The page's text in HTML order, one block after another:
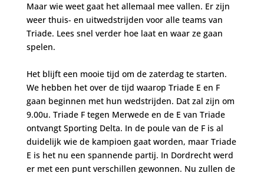
Maar wie weet gaat het allemaal mee vallen. Er zijn
weer thuis- en uitwedstrijden voor alle teams van
Triade. Lees snel verder hoe laat en waar ze gaan
spelen.
Het blijft een mooie tijd om de zaterdag te starten.
We hebben het over de tijd waarop Triade E en F
gaan beginnen met hun wedstrijden. Dat zal zijn om
9.00u. Triade F tegen Merwede en de E van Triade
ontvangt Sporting Delta. In de poule van de F is al
duidelijk wie de kampioen gaat worden, maar Triade
E is het nu een spannende partij. In Dordrecht werd
er met een punt verschillen gewonnen. Nu zullen de